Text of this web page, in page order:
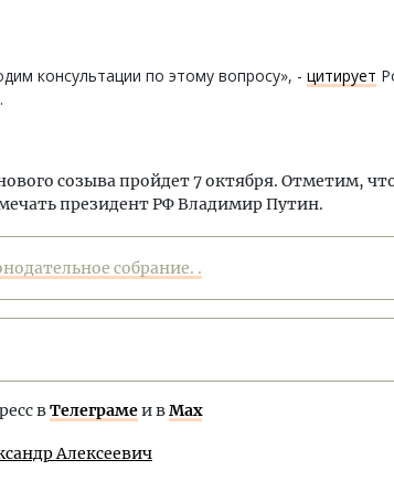
консультации по этому вопросу», - цитирует
созыва пройдет 7 октября. Отметим,
президент РФ Владимир Путин.
собрание. .
вТелеграмеи вMax
Алексеевич